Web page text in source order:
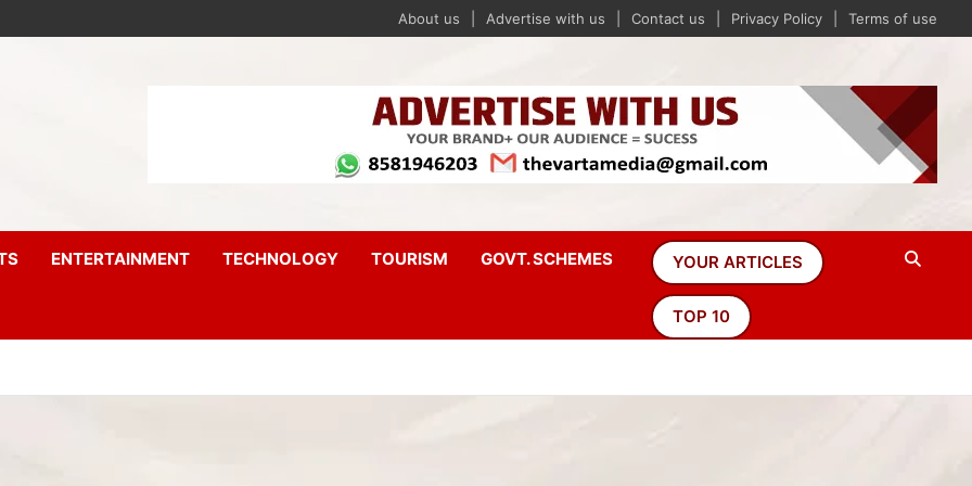
About us Advertise with us Contact us Privacy Policy Terms of use
ENTERTAINMENT TECHNOLOGY TOURISM GOVT. SCHEMES YOUR ARTICLES
TOP 10